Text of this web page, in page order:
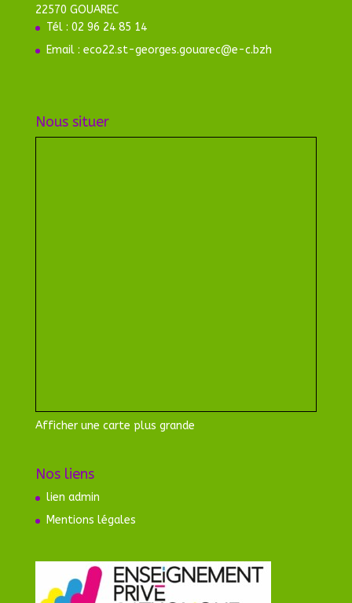
22570 GOUAREC
Tél : 02 96 24 85 14
Email : eco22.st-georges.gouarec@e-c.bzh
Nous situer
Afficher une carte plus grande
Nos liens
lien admin
Mentions légales